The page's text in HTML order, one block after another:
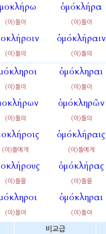
(이)들이
ὁμόκλήρα
(이)들이
(이)들의
ὁμόκλήραιν
(이)들의
(이)들이
ὁμόκληραι
(이)들이
(이)들의
ὁμόκληρῶν
(이)들의
(이)들에게
ὁμόκλήραις
(이)들에게
(이)들을
ὁμόκλήρας
(이)들을
(이)들아
ὁμόκληραι
(이)들아
비교급